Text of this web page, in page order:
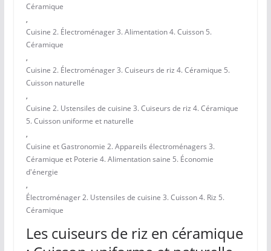
Céramique
,
Cuisine 2. Électroménager 3. Alimentation 4. Cuisson 5.
Céramique
,
Cuisine 2. Électroménager 3. Cuiseurs de riz 4. Céramique 5.
Cuisson naturelle
,
Cuisine 2. Ustensiles de cuisine 3. Cuiseurs de riz 4. Céramique
5. Cuisson uniforme et naturelle
,
Cuisine et Gastronomie 2. Appareils électroménagers 3.
Céramique et Poterie 4. Alimentation saine 5. Économie
d'énergie
,
Électroménager 2. Ustensiles de cuisine 3. Cuisson 4. Riz 5.
Céramique
Les cuiseurs de riz en céramique